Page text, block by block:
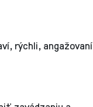
rýchli, angažovaní